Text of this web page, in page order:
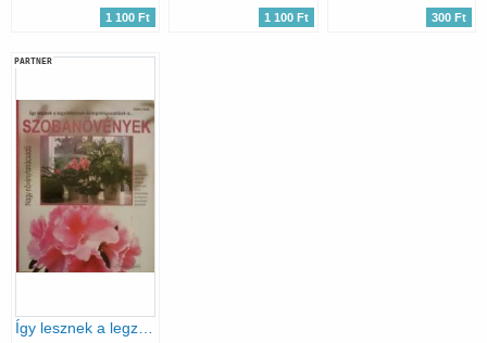
1 100 Ft 1 100 Ft 300 Ft
PARTNER